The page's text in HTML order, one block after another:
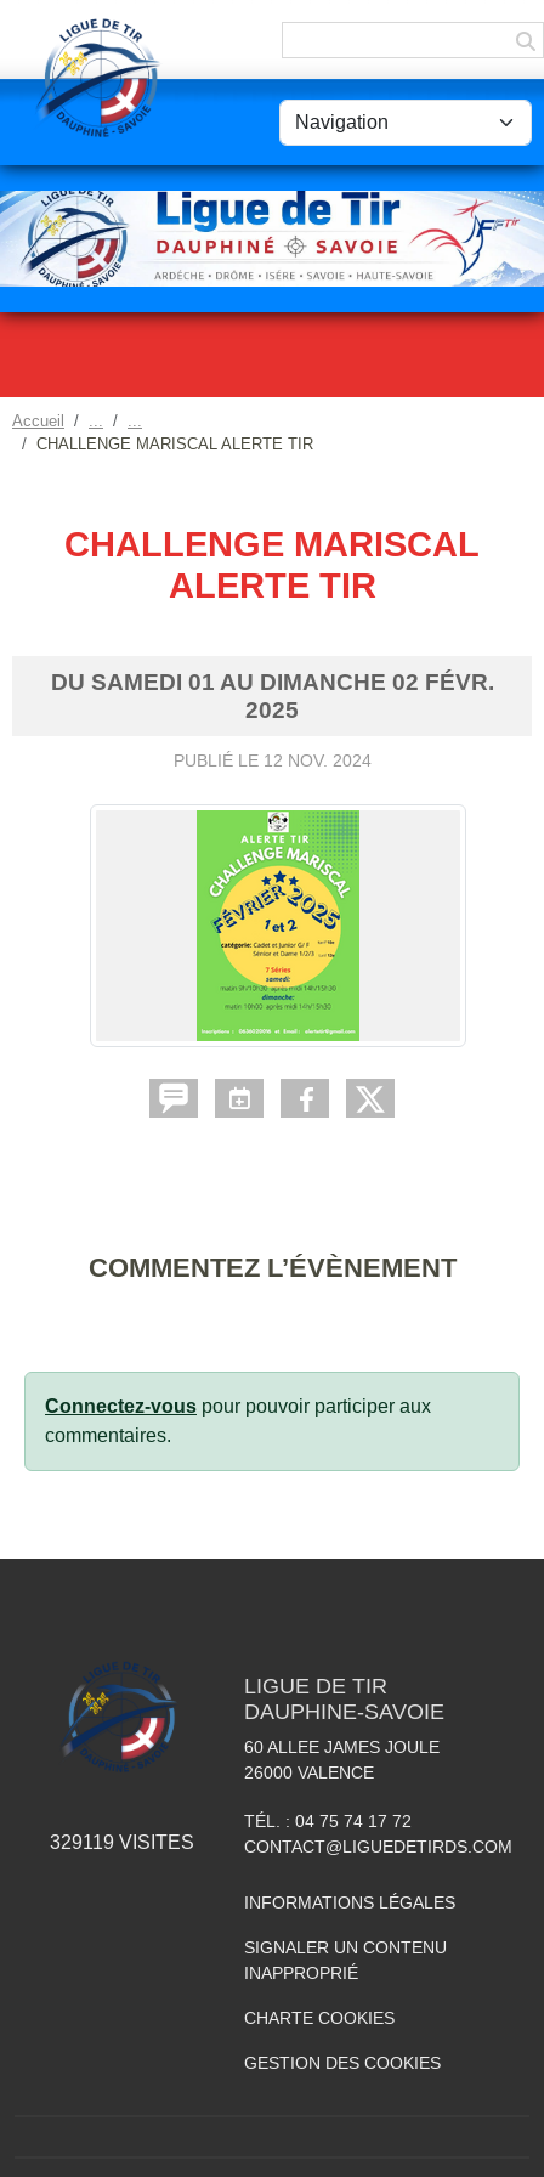
Accueil
CHALLENGE MARISCAL ALERTE TIR
CHALLENGE MARISCAL
ALERTE TIR
DU SAMEDI 01 AU DIMANCHE 02 FÉVR.
2025
PUBLIÉ LE 12 NOV. 2024
COMMENTEZ L’ÉVÈNEMENT
Connectez-vous pour pouvoir participer aux
commentaires.
329119 VISITES
LIGUE DE TIR
DAUPHINE-SAVOIE
60 ALLEE JAMES JOULE
26000 VALENCE
TÉL. : 04 75 74 17 72
CONTACT@LIGUEDETIRDS.COM
INFORMATIONS LÉGALES
SIGNALER UN CONTENU
INAPPROPRIÉ
CHARTE COOKIES
GESTION DES COOKIES
Panneau de gestion des cookies